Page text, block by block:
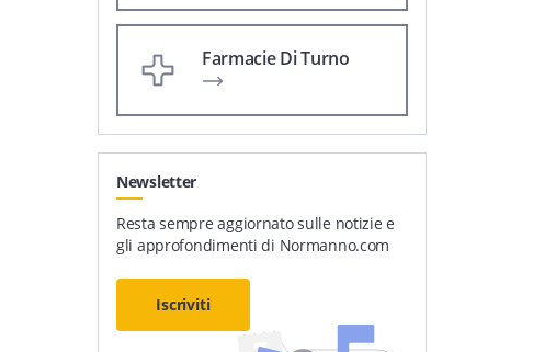
Farmacie Di Turno
Newsletter
Resta sempre aggiornato sulle notizie e
gli approfondimenti di Normanno.com
Iscriviti